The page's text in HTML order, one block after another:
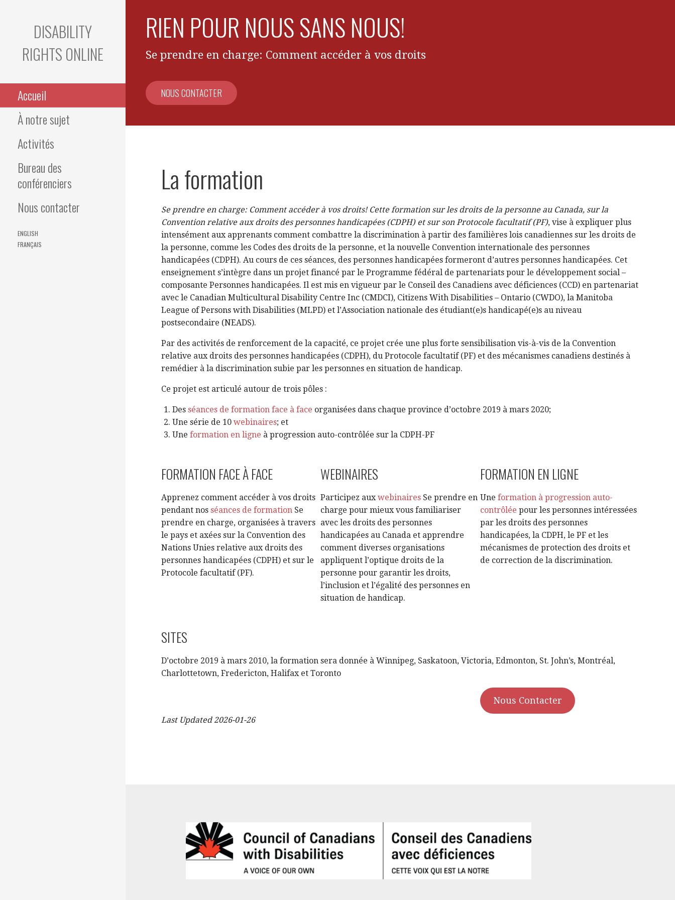
contenu
DISABILITY
RIGHTS ONLINE
Accueil
À notre sujet
Activités
Bureau des
conférenciers
Nous contacter
ENGLISH
FRANÇAIS
RIEN POUR NOUS SANS NOUS!
Se prendre en charge: Comment accéder à vos droits
NOUS CONTACTER
La formation
Se prendre en charge: Comment accéder à vos droits! Cette formation sur les droits de la personne au Canada, sur la
Convention relative aux droits des personnes handicapées (CDPH) et sur son Protocole facultatif (PF), vise à expliquer plus
intensément aux apprenants comment combattre la discrimination à partir des familières lois canadiennes sur les droits de
la personne, comme les Codes des droits de la personne, et la nouvelle Convention internationale des personnes
handicapées (CDPH). Au cours de ces séances, des personnes handicapées formeront d’autres personnes handicapées. Cet
enseignement s’intègre dans un projet financé par le Programme fédéral de partenariats pour le développement social –
composante Personnes handicapées. Il est mis en vigueur par le Conseil des Canadiens avec déficiences (CCD) en partenariat
avec le Canadian Multicultural Disability Centre Inc (CMDCI), Citizens With Disabilities – Ontario (CWDO), la Manitoba
League of Persons with Disabilities (MLPD) et l’Association nationale des étudiant(e)s handicapé(e)s au niveau
postsecondaire (NEADS).
Par des activités de renforcement de la capacité, ce projet crée une plus forte sensibilisation vis-à-vis de la Convention
relative aux droits des personnes handicapées (CDPH), du Protocole facultatif (PF) et des mécanismes canadiens destinés à
remédier à la discrimination subie par les personnes en situation de handicap.
Ce projet est articulé autour de trois pôles :
Desséances de formation face à face organisées dans chaque province d’octobre 2019 à mars 2020;
Une série de 10webinaires; et
Uneformation en ligne à progression auto-contrôlée sur la CDPH-PF
FORMATION FACE À FACE
Apprenez comment accéder à vos droits
pendant nos séances de formation Se
prendre en charge, organisées à travers
le pays et axées sur la Convention des
Nations Unies relative aux droits des
personnes handicapées (CDPH) et sur le
Protocole facultatif (PF).
WEBINAIRES
Participez auxwebinaires Se prendre en
charge pour mieux vous familiariser
avec les droits des personnes
handicapées au Canada et apprendre
comment diverses organisations
appliquent l’optique droits de la
personne pour garantir les droits,
l’inclusion et l’égalité des personnes en
situation de handicap.
FORMATION EN LIGNE
Une formation à progression auto-
contrôlée pour les personnes intéressées
par les droits des personnes
handicapées, la CDPH, le PF et les
mécanismes de protection des droits et
de correction de la discrimination.
SITES
D’octobre 2019 à mars 2010, la formation sera donnée à Winnipeg, Saskatoon, Victoria, Edmonton, St. John’s, Montréal,
Charlottetown, Fredericton, Halifax et Toronto
Nous Contacter
Last Updated 2026-01-26